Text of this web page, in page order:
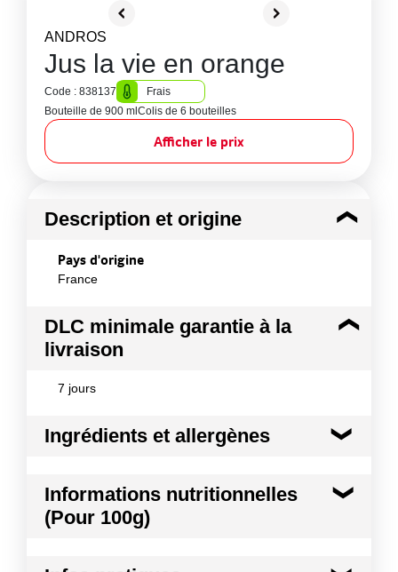
ANDROS
Jus la vie en orange
Code : 838137
Frais
Bouteille de 900 ml Colis de 6 bouteilles
Afficher le prix
Description et origine
Pays d'origine
France
DLC minimale garantie à la
livraison
7 jours
Ingrédients et allergènes
Ingrédients : Ingrédients : jus de clémentines 34%,
jus de pommes 33,8%, purée d'abricots 17%, purée
de carottes 10%, concentré (carotté et potiron),
Informations nutritionnelles
(Pour 100g)